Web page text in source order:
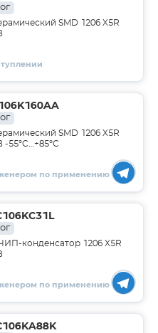
SMD 1206 X5R
SMD 1206 X5R
-55°C…+85°C
по применению
конденсатор 1206 X5R
по применению